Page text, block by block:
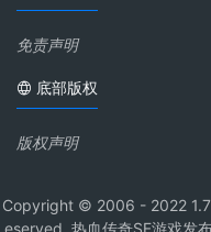
免责声明
底部版权
版权声明
Copyright © 2006 - 2022
eserved. 热血传奇SF游戏发